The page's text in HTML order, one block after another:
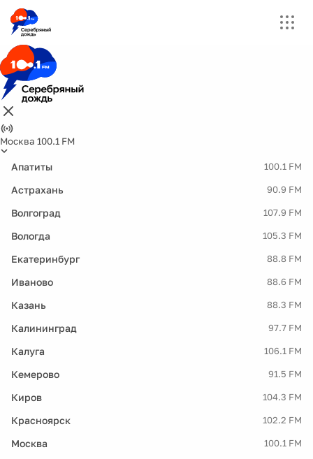
Москва 100.1 FM
Апатиты 100.1 FM
Астрахань 90.9 FM
Волгоград 107.9 FM
Вологда 105.3 FM
Екатеринбург 88.8 FM
Иваново 88.6 FM
Казань 88.3 FM
Калининград 97.7 FM
Калуга 106.1 FM
Кемерово 91.5 FM
Киров 104.3 FM
Красноярск 102.2 FM
Москва 100.1 FM